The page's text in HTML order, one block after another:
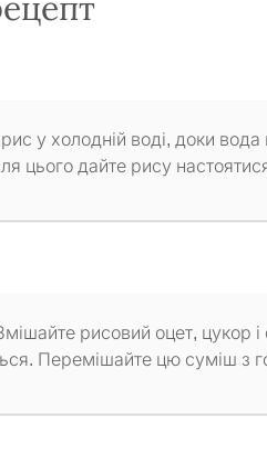
у холодній воді, доки
цього дайте рису
рисовий оцет, цукор і
Перемішайте цю суміш з